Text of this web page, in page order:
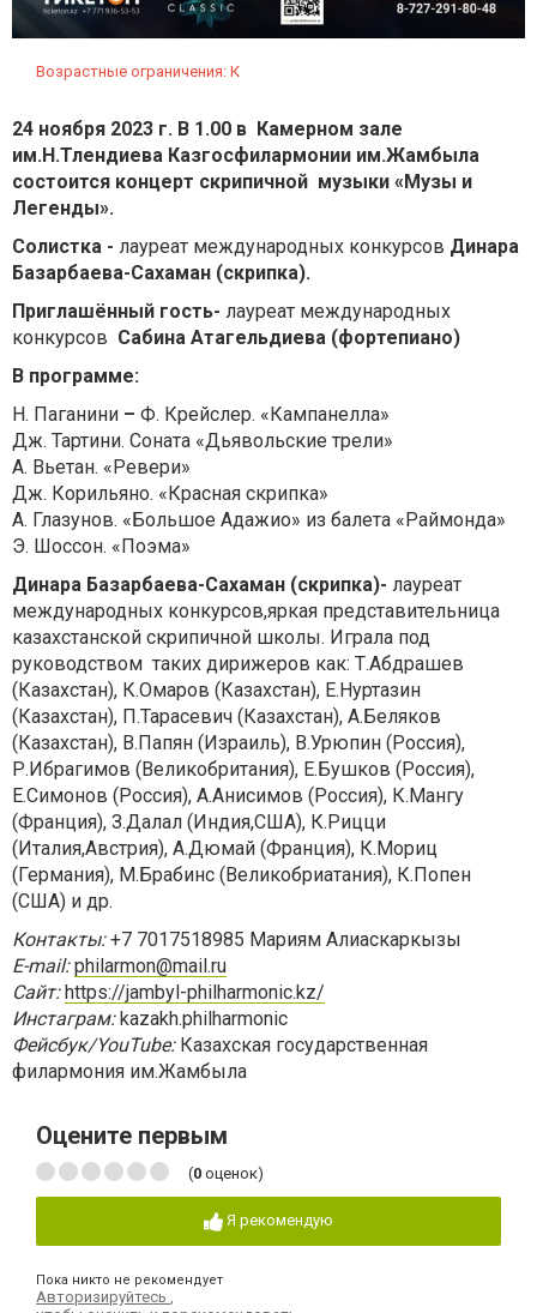
Возрастные ограничения: К
24 ноября 2023 г. В 1.00 в Камерном зале
им.Н.Тлендиева Казгосфилармонии им.Жамбыла
состоится концерт скрипичной музыки «Музы и
Легенды».
Солистка - лауреат международных конкурсов Динара
Базарбаева-Сахаман (скрипка).
Приглашённый гость- лауреат международных
конкурсов Сабина Атагельдиева (фортепиано)
В программе:
Н. Паганини – Ф. Крейслер. «Кампанелла»
Дж. Тартини. Соната «Дьявольские трели»
А. Вьетан. «Ревери»
Дж. Корильяно. «Красная скрипка»
А. Глазунов. «Большое Адажио» из балета «Раймонда»
Э. Шоссон. «Поэма»
Динара Базарбаева-Сахаман (скрипка)- лауреат
международных конкурсов,яркая представительница
казахстанской скрипичной школы. Играла под
руководством таких дирижеров как: Т.Абдрашев
(Казахстан), К.Омаров (Казахстан), Е.Нуртазин
(Казахстан), П.Тарасевич (Казахстан), А.Беляков
(Казахстан), В.Папян (Израиль), В.Урюпин (Россия),
Р.Ибрагимов (Великобритания), Е.Бушков (Россия),
Е.Симонов (Россия), А.Анисимов (Россия), К.Мангу
(Франция), З.Далал (Индия,США), К.Рицци
(Италия,Австрия), А.Дюмай (Франция), К.Мориц
(Германия), М.Брабинс (Великобриатания), К.Попен
(США) и др.
Контакты:+7 7017518985 Мариям Алиаскаркызы
E-mail: philarmon@mail.ru
Сайт: https://jambyl-philharmonic.kz/
Инстаграм:kazakh.philharmonic
Фейсбук/YouTube:Казахская государственная
филармония им.Жамбыла
Оцените первым
(0 оценок)
Я рекомендую
Пока никто не рекомендует
Авторизируйтесь